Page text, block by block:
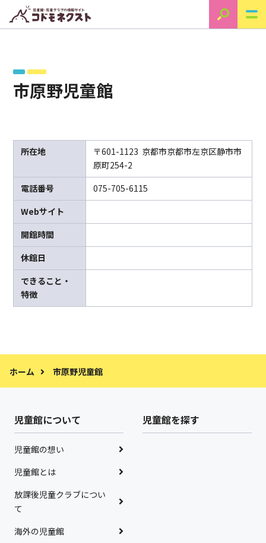
市原野児童館
所在地
〒601-1123 京都市京都市左京区静市市
原町254-2
電話番号
075-705-6115
Webサイト
開館時間
休館日
できること・
特徴
ホーム 市原野児童館
児童館について
児童館の想い
児童館とは
放課後児童クラブについ
て
海外の児童館
児童館を探す